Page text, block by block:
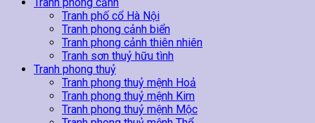
Tranh phố cổ Hà Nội
Tranh phong cảnh biển
Tranh phong cảnh thiên nhiên
Tranh sơn thuỷ hữu tình
Tranh phong thuỷ
Tranh phong thuỷ mệnh Hoả
Tranh phong thuỷ mệnh Kim
Tranh phong thuỷ mệnh Mộc